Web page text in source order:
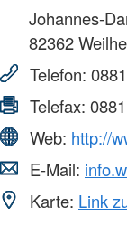
Johannes-
82362
Telefon:
Telefax:
Web: http://
E-Mail:
Karte: Link